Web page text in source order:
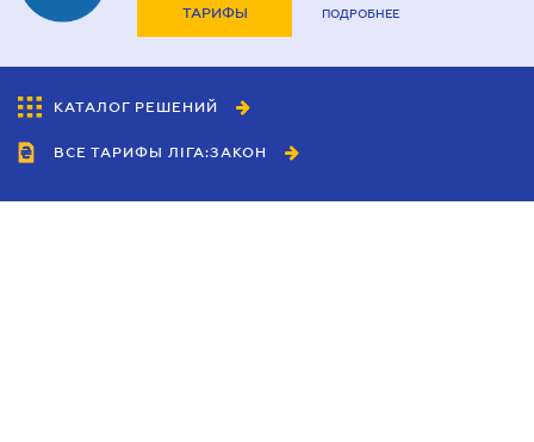
ТАРИФЫ ПОДРОБНЕЕ
КАТАЛОГ РЕШЕНИЙ
ВСЕ ТАРИФЫ ЛІГА:ЗАКОН